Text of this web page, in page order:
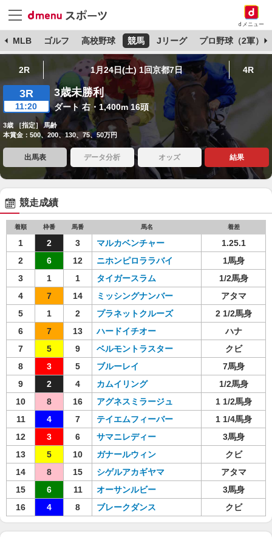
dメニュー
MLB ゴルフ 高校野球 競馬 Jリーグ プロ野球（2軍）
2R 1月24日(土) 1回京都7日 4R
3R
11:20
3歳未勝利
ダート 右・1,400m 16頭
3歳 ［指定］ 馬齢
本賞金：500、200、130、75、50万円
出馬表 データ分析 オッズ 結果
競走成績
着順 枠番 馬番 馬名 着差
1 2 3 マルカベンチャー
1.25.1
2
6 12 ニホンピロララバイ
1馬身
3
1 1 タイガースラム
1/2馬身
4
7 14 ミッシングナンバー
アタマ
5
1 2 プラネットクルーズ
2 1/2馬身
6
7 13 ハードイチオー
ハナ
7
5 9 ベルモントラスター
クビ
8
3 5 ブルーレイ
7馬身
9
2 4 カムイリング
1/2馬身
10
8 16 アグネスミラージュ
1 1/2馬身
11
4 7 テイエムフィーバー
1 1/4馬身
12
3 6 サマニレディー
3馬身
13
5 10 ガナールウィン
クビ
14
8 15 シゲルアカギヤマ
アタマ
15
6 11 オーサンルビー
3馬身
16
4 8 ブレークダンス クビ